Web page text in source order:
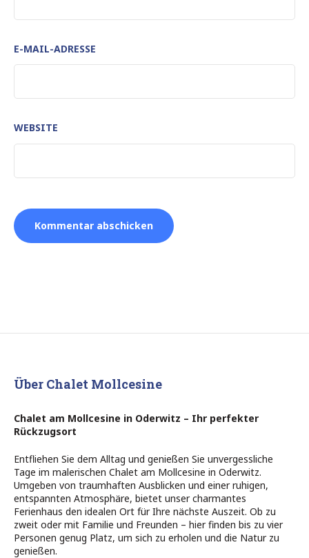
E-MAIL-ADRESSE
WEBSITE
Über Chalet Mollcesine
Chalet am Mollcesine in Oderwitz – Ihr perfekter
Rückzugsort
Entfliehen Sie dem Alltag und genießen Sie unvergessliche
Tage im malerischen Chalet am Mollcesine in Oderwitz.
Umgeben von traumhaften Ausblicken und einer ruhigen,
entspannten Atmosphäre, bietet unser charmantes
Ferienhaus den idealen Ort für Ihre nächste Auszeit. Ob zu
zweit oder mit Familie und Freunden – hier finden bis zu vier
Personen genug Platz, um sich zu erholen und die Natur zu
genießen.